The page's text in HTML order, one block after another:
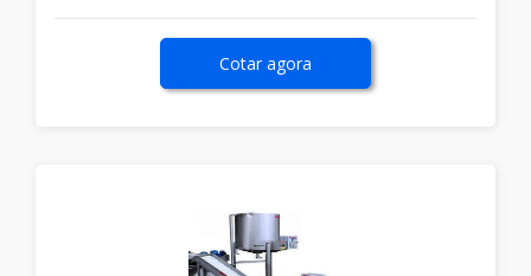
Cotar agora